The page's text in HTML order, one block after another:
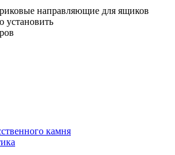
направляющие для ящиков
установить
камня